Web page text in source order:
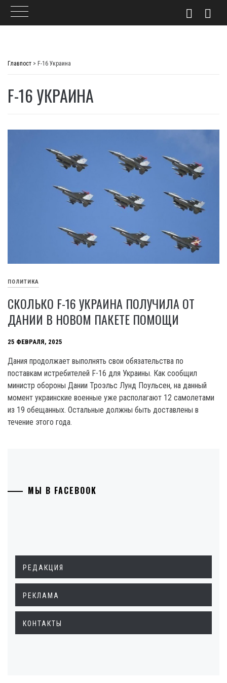
Главпост > F-16 Украина
F-16 УКРАИНА
ПОЛИТИКА
СКОЛЬКО F-16 УКРАИНА ПОЛУЧИЛА ОТ
ДАНИИ В НОВОМ ПАКЕТЕ ПОМОЩИ
25 ФЕВРАЛЯ, 2025
Дания продолжает выполнять свои обязательства по
поставкам истребителей F-16 для Украины. Как сообщил
министр обороны Дании Троэльс Лунд Поульсен, на данный
момент украинские военные уже располагают 12 самолетами
из 19 обещанных. Остальные должны быть доставлены в
течение этого года.
МЫ В FACEBOOK
РЕДАКЦИЯ
РЕКЛАМА
КОНТАКТЫ